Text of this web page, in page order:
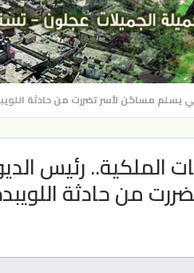
يسلم مساكن لأسر تضررت من حادثة
الملكية.. رئيس
من حادثة